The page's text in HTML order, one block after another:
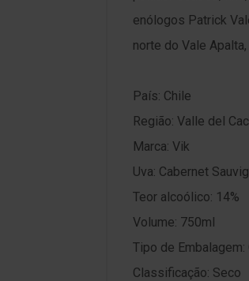
enólogos Patrick
norte do Vale
País: Chile
Região: Valle del
Marca: Vik
Uva: Cabernet
Teor alcoólico: 14%
Volume: 750ml
Tipo de Embalagem:
Classificação: Seco